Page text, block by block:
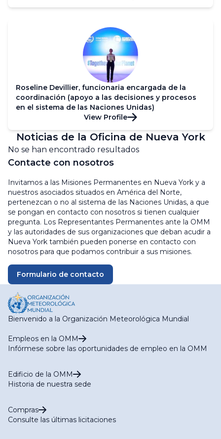
Roseline Devillier, funcionaria encargada de la
coordinación (apoyo a las decisiones y procesos
en el sistema de las Naciones Unidas)
View Profile
Noticias de la Oficina de Nueva York
No se han encontrado resultados
Contacte con nosotros
Invitamos a las Misiones Permanentes en Nueva York y a
nuestros asociados situados en América del Norte,
pertenezcan o no al sistema de las Naciones Unidas, a que
se pongan en contacto con nosotros si tienen cualquier
pregunta. Los Representantes Permanentes ante la OMM
y las autoridades de sus organizaciones que deban acudir a
Nueva York también pueden ponerse en contacto con
nosotros para que podamos contribuir a sus misiones.
Formulario de contacto
Bienvenido a la Organización Meteorológica Mundial
Empleos en la OMM
Infórmese sobre las oportunidades de empleo en la OMM
Edificio de la OMM
Historia de nuestra sede
Compras
Consulte las últimas licitaciones